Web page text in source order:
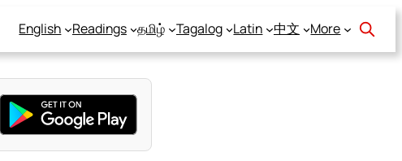
English Readings தமிழ் Tagalog Latin 中文 More